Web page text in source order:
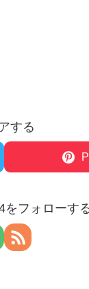
する
をフォローす